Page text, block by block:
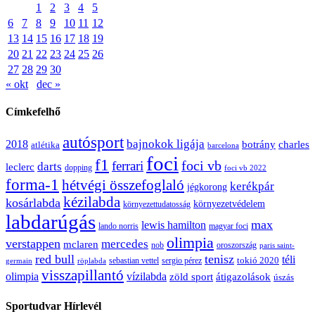
1
2 3 4
5
6
7 8 9 10 11 12
13 14 15 16 17 18 19
20 21 22 23 24 25 26
27 28 29 30
« okt
dec »
Címkefelhő
2018 atlétika autósport bajnokok ligája barcelona botrány charles
leclerc darts dopping f1 ferrari foci foci vb foci vb 2022
forma-1 hétvégi összefoglaló jégkorong kerékpár
kosárlabda kézilabda környezettudatosság környezetvédelem
labdarúgás lando norris lewis hamilton magyar foci max
verstappen mclaren mercedes nob olimpia oroszország paris saint-
germain red bull röplabda sebastian vettel sergio pérez tenisz tokió 2020 téli
olimpia visszapillantó vízilabda zöld sport átigazolások úszás
Sportudvar Hírlevél